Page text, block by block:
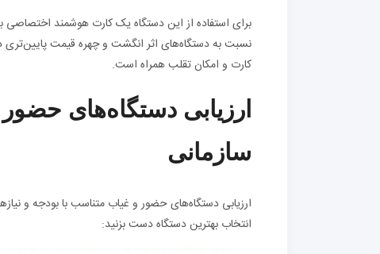
برای استفاده از این دستگاه یک کارت هوشمند
نسبت به دستگاه‌های اثر انگشت و چهره قیمت پایین‌تری
کارت و امکان تقلب همراه است.
ارزیابی دستگاه‌های
سازمانی
ارزیابی دستگاه‌های حضور و غیاب متناسب با بودجه و
انتخاب بهترین دستگاه دست بزنید: